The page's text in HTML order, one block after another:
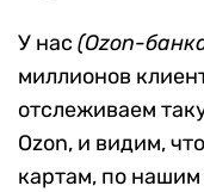
У нас (Ozon-
миллионов
отслеживаем
Ozon, и видим,
картам, по